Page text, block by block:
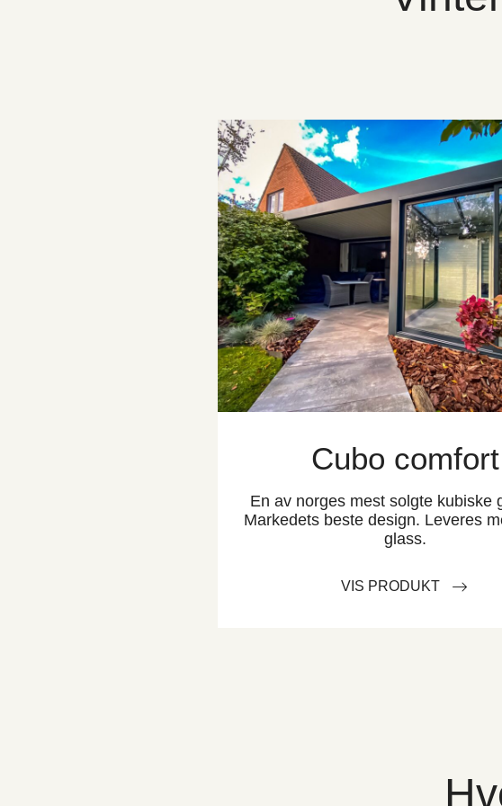
Cubo comfort
En av norges mest solgte kubiske
Markedets beste design. Leveres
glass.
VIS PRODUKT